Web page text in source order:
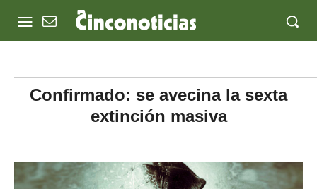
Confirmado: se avecina la sexta
extinción masiva